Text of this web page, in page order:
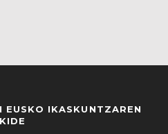
EUSKO IKASKUNTZAREN